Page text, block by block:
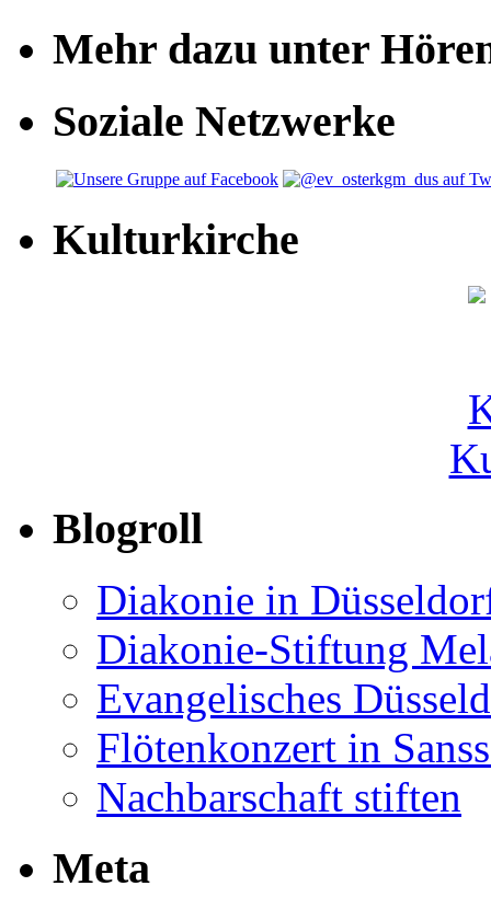
Mehr dazu unter
Soziale Netzwerke
Kulturkirche
Blogroll
Diakonie in
Diakonie-Stiftung
Evangelisches
Flötenkonzert in
Nachbarschaft stiften
Meta